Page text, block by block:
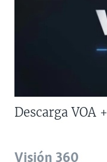
Descarga VOA +
Visión 360